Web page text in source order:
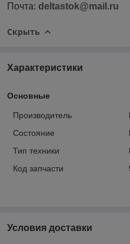
Почта: deltastok@mail.ru
Скрыть
Характеристики
Основные
Производитель
Состояние
Тип техники
Код запчасти
Условия доставки